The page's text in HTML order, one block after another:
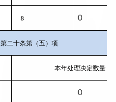
8 0
第二十条第（五）项
本年处理决定数量
0